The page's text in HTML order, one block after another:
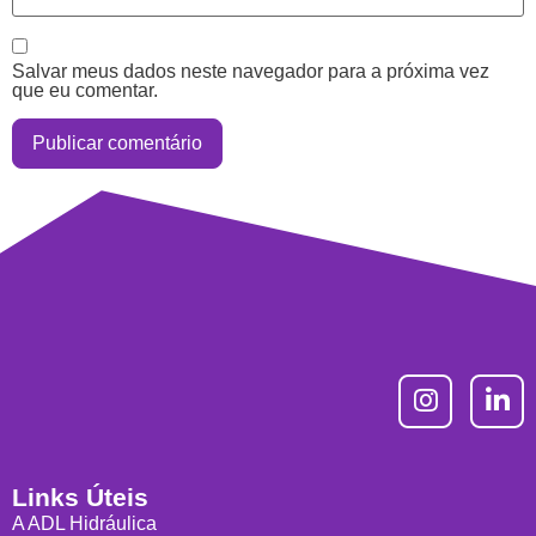
Salvar meus dados neste navegador para a próxima vez
que eu comentar.
Links Úteis
A ADL Hidráulica